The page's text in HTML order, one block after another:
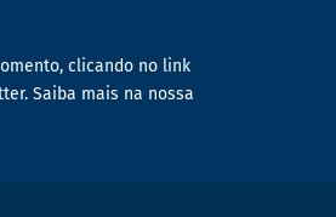
clicando no link
Saiba mais na nossa